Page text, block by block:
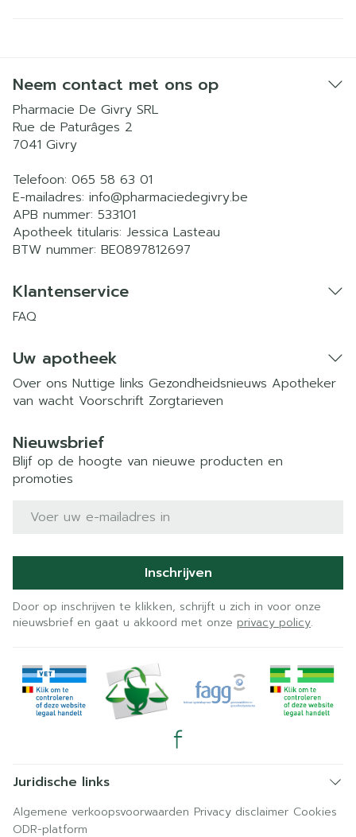
Neem contact met ons op
Pharmacie De Givry SRL
Rue de Paturâges 2
7041 Givry
Telefoon: 065 58 63 01
E-mailadres: info@pharmaciedegivry.be
APB nummer: 533101
Apotheek titularis: Jessica Lasteau
BTW nummer: BE0897812697
Klantenservice
FAQ
Uw apotheek
Over ons Nuttige links Gezondheidsnieuws Apotheker
van wacht Voorschrift Zorgtarieven
Nieuwsbrief
Blijf op de hoogte van nieuwe producten en
promoties
E-mail adres
Inschrijven
Door op inschrijven te klikken, schrijft u zich in voor onze
nieuwsbrief en gaat u akkoord met onze privacy policy.
Juridische links
Algemene verkoopsvoorwaarden Privacy disclaimer Cookies
ODR-platform